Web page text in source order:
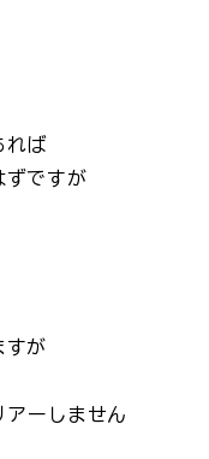
れば
ずですが
すが
アーしません